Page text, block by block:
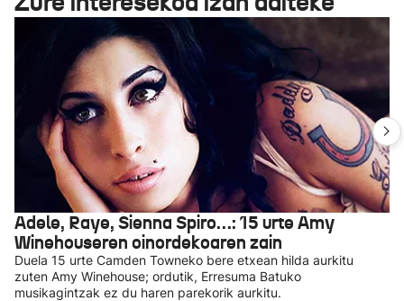
Adele, Raye, Sienna Spiro…: 15 urte Amy
Winehouseren oinordekoaren zain
Duela 15 urte Camden Towneko bere etxean hilda aurkitu
zuten Amy Winehouse; ordutik, Erresuma Batuko
musikagintzak ez du haren parekorik aurkitu.